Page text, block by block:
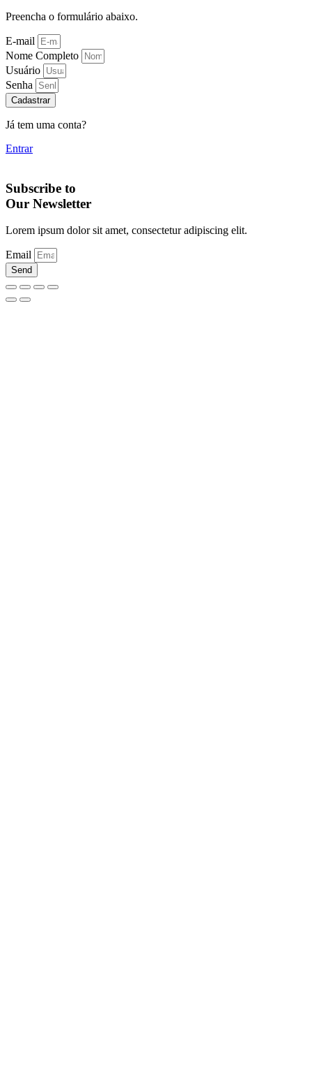
Preencha o formulário abaixo.
E-mail
Nome Completo
Usuário
Senha
Cadastrar
Já tem uma conta?
Entrar
Subscribe to
Our Newsletter
Lorem ipsum dolor sit amet, consectetur adipiscing elit.
Email
Send